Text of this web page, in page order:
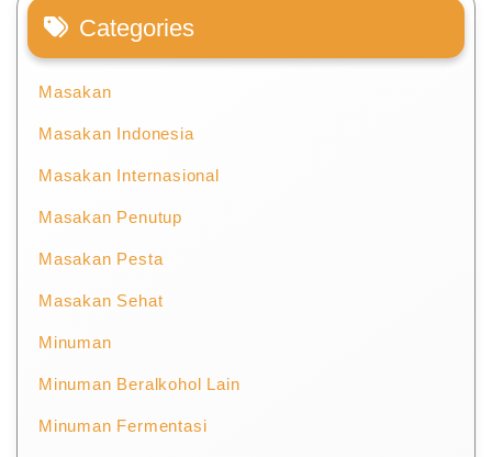
Categories
Masakan
Masakan Indonesia
Masakan Internasional
Masakan Penutup
Masakan Pesta
Masakan Sehat
Minuman
Minuman Beralkohol Lain
Minuman Fermentasi